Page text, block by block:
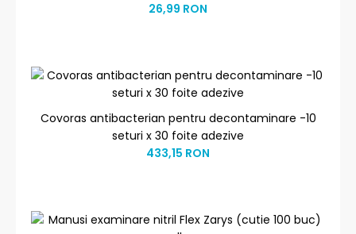
26,99 RON
Covoras antibacterian pentru decontaminare -10
seturi x 30 foite adezive
433,15 RON